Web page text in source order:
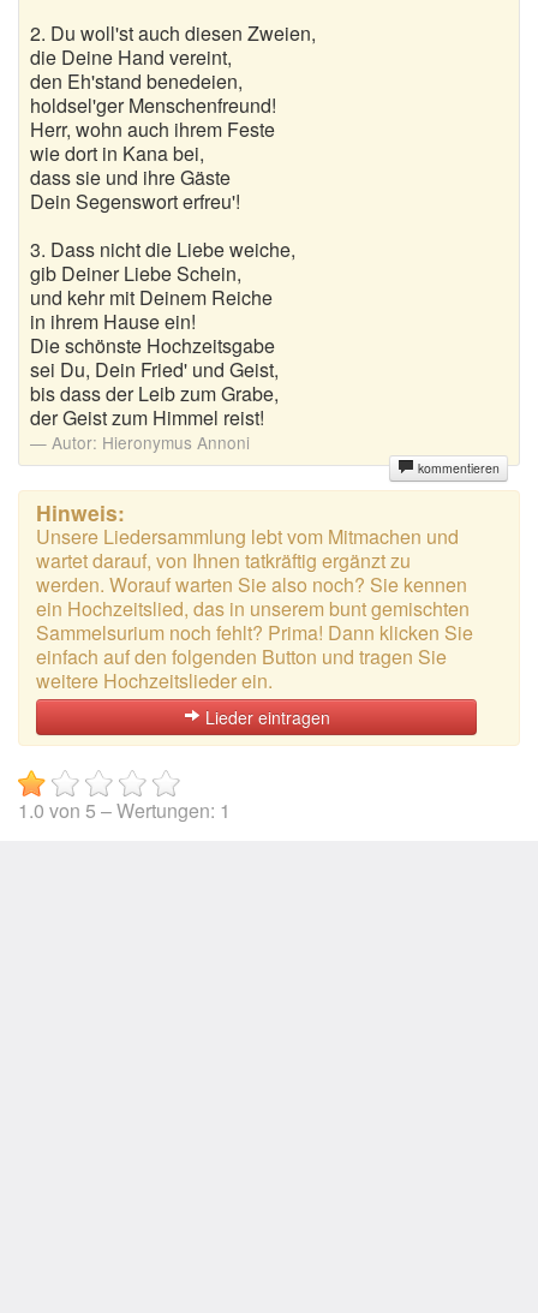
2. Du woll'st auch diesen Zweien,
die Deine Hand vereint,
den Eh'stand benedeien,
holdsel'ger Menschenfreund!
Herr, wohn auch ihrem Feste
wie dort in Kana bei,
dass sie und ihre Gäste
Dein Segenswort erfreu'!
3. Dass nicht die Liebe weiche,
gib Deiner Liebe Schein,
und kehr mit Deinem Reiche
in ihrem Hause ein!
Die schönste Hochzeitsgabe
sei Du, Dein Fried' und Geist,
bis dass der Leib zum Grabe,
der Geist zum Himmel reist!
Autor: Hieronymus Annoni
kommentieren
Hinweis:
Unsere Liedersammlung lebt vom Mitmachen und
wartet darauf, von Ihnen tatkräftig ergänzt zu
werden. Worauf warten Sie also noch? Sie kennen
ein Hochzeitslied, das in unserem bunt gemischten
Sammelsurium noch fehlt? Prima! Dann klicken Sie
einfach auf den folgenden Button und tragen Sie
weitere Hochzeitslieder ein.
Lieder eintragen
1.0 von 5 – Wertungen: 1